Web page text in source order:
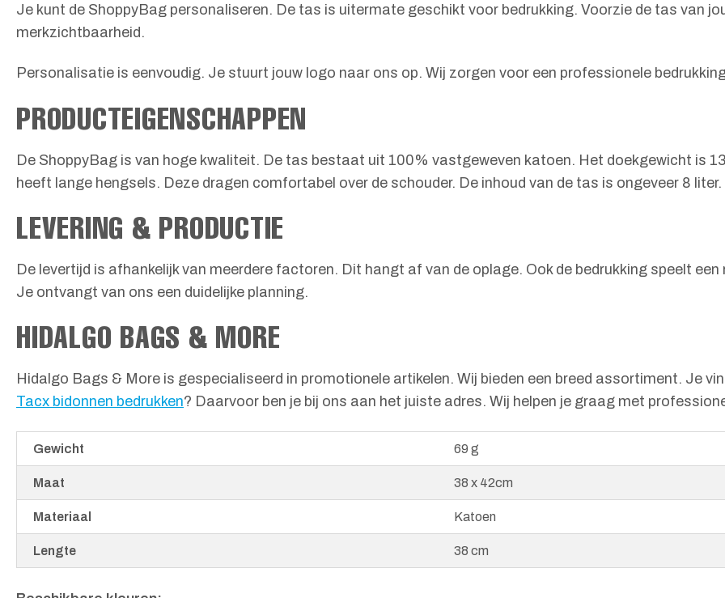
Je kunt de ShoppyBag personaliseren. De tas is uitermate geschikt voor bedrukking. Voorzie de tas van
merkzichtbaarheid.
Personalisatie is eenvoudig. Je stuurt jouw logo naar ons op. Wij zorgen voor een professionele
PRODUCTEIGENSCHAPPEN
De ShoppyBag is van hoge kwaliteit. De tas bestaat uit 100% vastgeweven katoen. Het doekgewicht is
heeft lange hengsels. Deze dragen comfortabel over de schouder. De inhoud van de tas is ongeveer 8
LEVERING & PRODUCTIE
De levertijd is afhankelijk van meerdere factoren. Dit hangt af van de oplage. Ook de bedrukking speelt
Je ontvangt van ons een duidelijke planning.
HIDALGO BAGS & MORE
Hidalgo Bags & More is gespecialiseerd in promotionele artikelen. Wij bieden een breed assortiment. Je
Tacx bidonnen bedrukken? Daarvoor ben je bij ons aan het juiste adres. Wij helpen je graag met
Gewicht 69 g
Maat 38 x 42cm
Materiaal Katoen
Lengte 38 cm